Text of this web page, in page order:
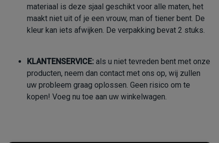
materiaal is deze sjaal geschikt voor alle maten, het
maakt niet uit of je een vrouw, man of tiener bent. De
kleur kan iets afwijken. De verpakking bevat 2 stuks.
KLANTENSERVICE: als u niet tevreden bent met onze
producten, neem dan contact met ons op, wij zullen
uw probleem graag oplossen. Geen risico om te
kopen! Voeg nu toe aan uw winkelwagen.